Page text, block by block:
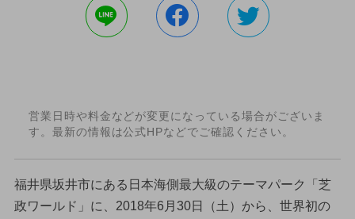
営業日時や料金などが変更になっている場合がございま
す。最新の情報は公式HPなどでご確認ください。
福井県坂井市にある日本海側最大級のテーマパーク「芝
政ワールド」に、2018年6月30日（土）から、世界初の